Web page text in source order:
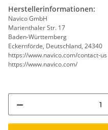
Herstellerinformationen:
Navico GmbH
Marienthaler Str. 17
Baden-Württemberg
Eckernförde, Deutschland, 24340
https://www.navico.com/contact-us
https://www.navico.com/